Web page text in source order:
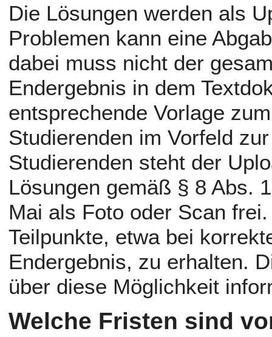
Die Lösungen werden als
Problemen kann eine
dabei muss nicht der
Endergebnis in dem
entsprechende Vorlage
Studierenden im Vorfeld
Studierenden steht der
Lösungen gemäß § 8 Abs.
Mai als Foto oder Scan
Teilpunkte, etwa bei
Endergebnis, zu erhalten.
über diese Möglichkeit
Welche Fristen sind